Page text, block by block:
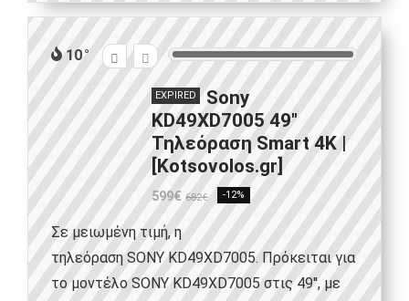
10
EXPIRED
Sony
KD49XD7005 49″
Τηλεόραση Smart 4K |
[Kotsovolos.gr]
599€ 682€ -12%
Σε μειωμένη τιμή, η
τηλεόραση SONY KD49XD7005. Πρόκειται για
το μοντέλο SONY KD49XD7005 στις 49'', με